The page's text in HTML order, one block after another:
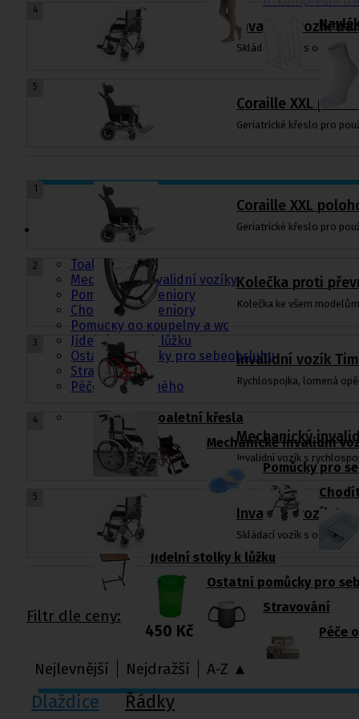
Pomůcky pro
sebeobsluhu
Toaletní křesla
Mechanické invalidní vozíky
Pomůcky pro seniory
Chodítka pro seniory
Pomůcky do koupelny a wc
Jídelní stolky k lůžku
Ostatní pomůcky pro sebeobsluhu
Stravování
Péče o nemocného
Toaletní křesla
Mechanické invalidní
Pomůcky pro
Jídelní stolky k lůžku
Ostatní pomůcky pro
Stravování
Péče
4
Invalidní vozík
Skládací vozík s
5
Coraille XXL
Geriatrické křeslo pro
1
Coraille XXL
Geriatrické křeslo pro
2
Kolečka proti
Kolečka ke všem
3
Invalidní vozík
Rychlospojka, lomená
4
Mechanický
Invalidní vozík s
5
Invalidní vozík
Skládací vozík s ocelovým
Filtr dle ceny:
450 Kč
Nejlevnější
Nejdražší A-Z ▲
Dlaždice Řádky